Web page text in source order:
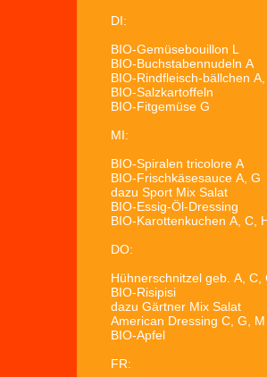
DI:
BIO-Gemüsebouillon L
BIO-Buchstabennudeln A
BIO-Rindfleisch-bällchen
BIO-Salzkartoffeln
BIO-Fitgemüse G
MI:
BIO-Spiralen tricolore A
BIO-Frischkäsesauce A, G
dazu Sport Mix Salat
BIO-Essig-Öl-Dressing
BIO-Karottenkuchen A, C,
DO:
Hühnerschnitzel geb. A, C,
BIO-Risipisi
dazu Gärtner Mix Salat
American Dressing C, G, M
BIO-Apfel
FR: